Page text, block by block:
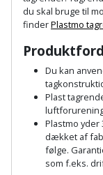
Skruetvinge
Smøring
rustopløser
Soldater
støtte
Luftværktøj
Malersprøjte
Mejselhammer
Multicutter
Plantekasser
Postkasse
Prepping
Presenning
du skal bruge til
finderPlastmo
Du kan
Plast
Plastmo yder
dækket af
følge.
som f.eks.